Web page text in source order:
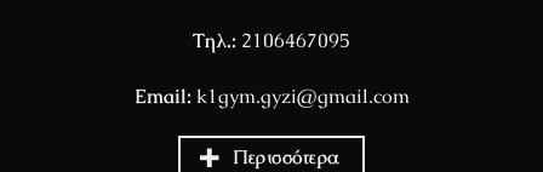
Τηλ.: 2106467095
Email: k1gym.gyzi@gmail.com
Περισσότερα